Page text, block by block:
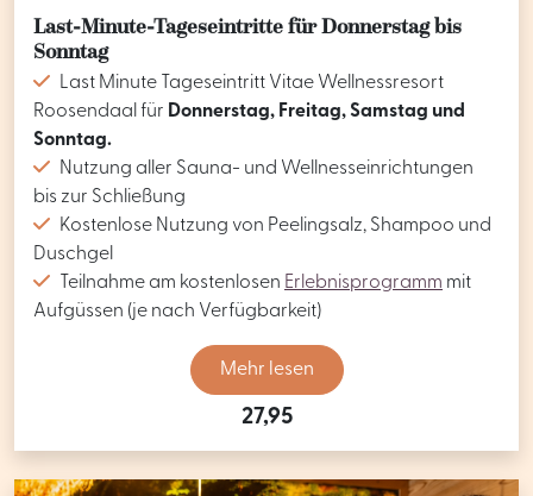
Last-Minute-Tageseintritte für Donnerstag bis
Sonntag
Last Minute Tageseintritt Vitae Wellnessresort
Roosendaal für Donnerstag, Freitag, Samstag und
Sonntag.
Nutzung aller Sauna- und Wellnesseinrichtungen
bis zur Schließung
Kostenlose Nutzung von Peelingsalz, Shampoo und
Duschgel
Teilnahme am kostenlosen Erlebnisprogramm mit
Aufgüssen (je nach Verfügbarkeit)
Mehr lesen
27,95